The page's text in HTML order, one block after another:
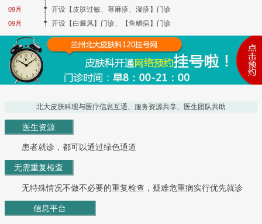
09月
09月
开设【皮肤过敏、荨麻疹、湿疹】门诊
开设【白癜风】门诊、【鱼鳞病】门诊
北大皮肤科现与医疗信息互通、服务资源共享、医生团队共助
医生资源
患者就诊，都可以通过绿色通道
无需重复检查
无特殊情况不做不必要的重复检查，疑难危重病实行优先就诊
信息平台